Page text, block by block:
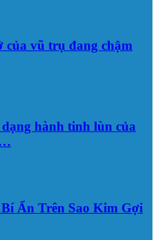
của vũ trụ đang chậm
hành tinh lùn của
Ẩn Trên Sao Kim Gợi